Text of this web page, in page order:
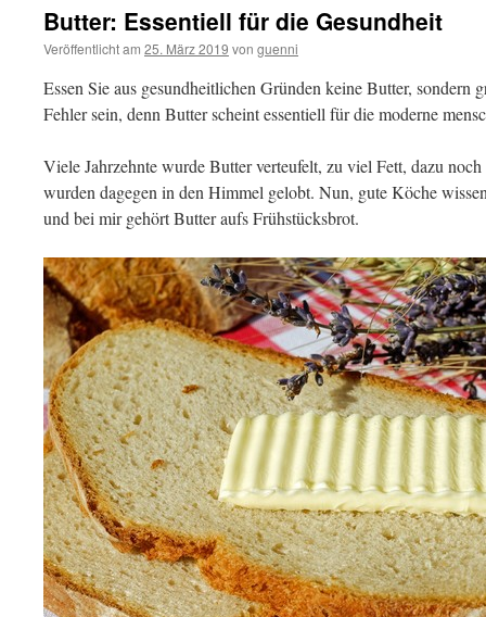
Butter: Essentiell für die Gesundheit
Veröffentlicht am 25. März 2019 von guenni
Essen Sie aus gesundheitlichen Gründen keine Butter, sondern
Fehler sein, denn Butter scheint essentiell für die moderne
Viele Jahrzehnte wurde Butter verteufelt, zu viel Fett, dazu
wurden dagegen in den Himmel gelobt. Nun, gute Köche
und bei mir gehört Butter aufs Frühstücksbrot.